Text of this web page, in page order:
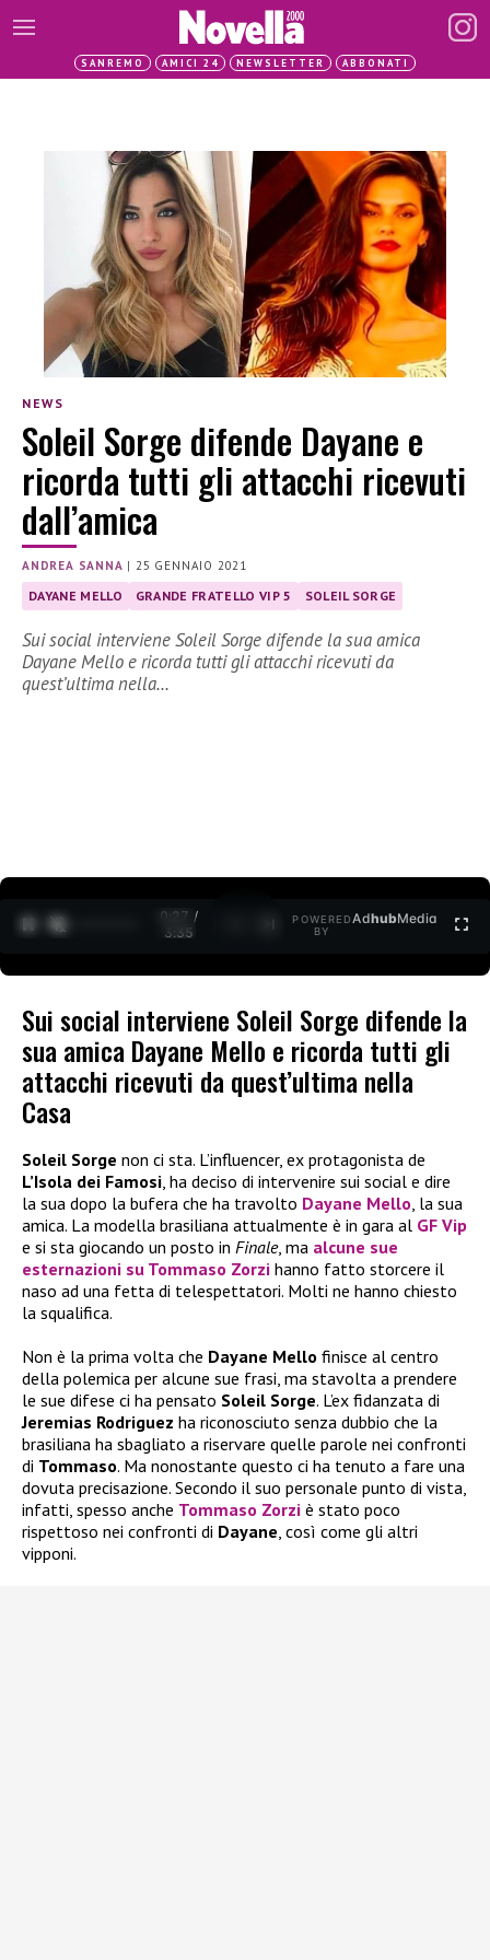
SANREMO AMICI 24 NEWSLETTER ABBONATI
NEWS
Soleil Sorge difende Dayane e
ricorda tutti gli attacchi ricevuti
dall’amica
ANDREA SANNA |25 GENNAIO 2021
DAYANE MELLO GRANDE FRATELLO VIP 5 SOLEIL SORGE
Sui social interviene Soleil Sorge difende la sua amica
Dayane Mello e ricorda tutti gli attacchi ricevuti da
quest’ultima nella…
0:27 /
3:35
POWERED
BY
AdhubMedia
Sui social interviene Soleil Sorge difende la
sua amica Dayane Mello e ricorda tutti gli
attacchi ricevuti da quest’ultima nella
Casa
Soleil Sorge non ci sta. L’influencer, ex protagonista de
L’Isola dei Famosi, ha deciso di intervenire sui social e dire
la sua dopo la bufera che ha travolto Dayane Mello, la sua
amica. La modella brasiliana attualmente è in gara al GF Vip
e si sta giocando un posto in Finale, ma alcune sue
esternazioni su Tommaso Zorzi hanno fatto storcere il
naso ad una fetta di telespettatori. Molti ne hanno chiesto
la squalifica.
Non è la prima volta che Dayane Mello finisce al centro
della polemica per alcune sue frasi, ma stavolta a prendere
le sue difese ci ha pensato Soleil Sorge. L’ex fidanzata di
Jeremias Rodriguez ha riconosciuto senza dubbio che la
brasiliana ha sbagliato a riservare quelle parole nei confronti
di Tommaso. Ma nonostante questo ci ha tenuto a fare una
dovuta precisazione. Secondo il suo personale punto di vista,
infatti, spesso anche Tommaso Zorzi è stato poco
rispettoso nei confronti di Dayane, così come gli altri
vipponi.